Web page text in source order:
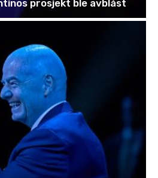
prosjekt ble avblåst